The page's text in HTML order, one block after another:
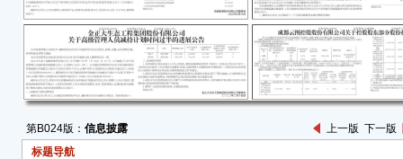
第B024版： 信息披露 上一版 下一版
标题导航
容详
（
关于
告》
截至
本金
如下